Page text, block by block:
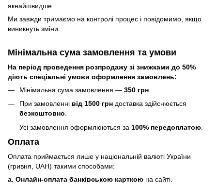
якнайшвидше.
Ми завжди тримаємо на контролі процес і повідомимо, якщо
виникнуть зміни.
Мінімальна сума замовлення та умови
На період проведення розпродажу зі знижками до 50%
діють спеціальні умови оформлення замовлень:
Мінімальна сума замовлення — 350 грн
При замовленні від 1500 грн доставка здійснюється
безкоштовно.
Усі замовлення оформлюються за 100% передоплатою
Оплата
Оплата приймається лише у національній валюті України
(гривня, UAH) такими способами:
a. Онлайн-оплата банківською карткою на сайті.